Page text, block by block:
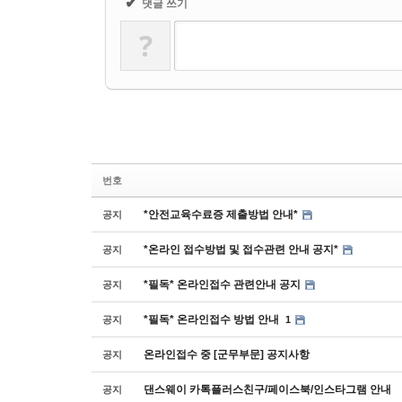
댓글 쓰기
?
번호
공지 *안전교육수료증 제출방법 안내*
공지 *온라인 접수방법 및 접수관련 안내 공지*
공지 *필독* 온라인접수 관련안내 공지
공지 *필독* 온라인접수 방법 안내 1
공지 온라인접수 중 [군무부문] 공지사항
공지 댄스웨이 카톡플러스친구/페이스북/인스타그램 안내